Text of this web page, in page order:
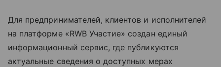
Для предпринимателей, клиентов и исполнителей
на платформе «RWB Участие» создан единый
информационный сервис, где публикуются
актуальные сведения о доступных мерах